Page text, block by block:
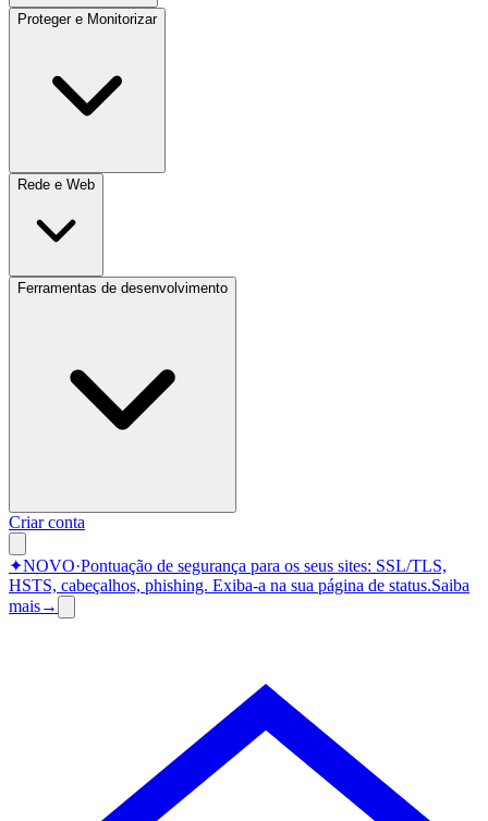
Proteger e Monitorizar
Rede e Web
Ferramentas de desenvolvimento
Criar conta
✦NOVO·Pontuação de segurança para os seus sites: SSL/TLS,
HSTS, cabeçalhos, phishing. Exiba-a na sua página de status.Saiba
mais→